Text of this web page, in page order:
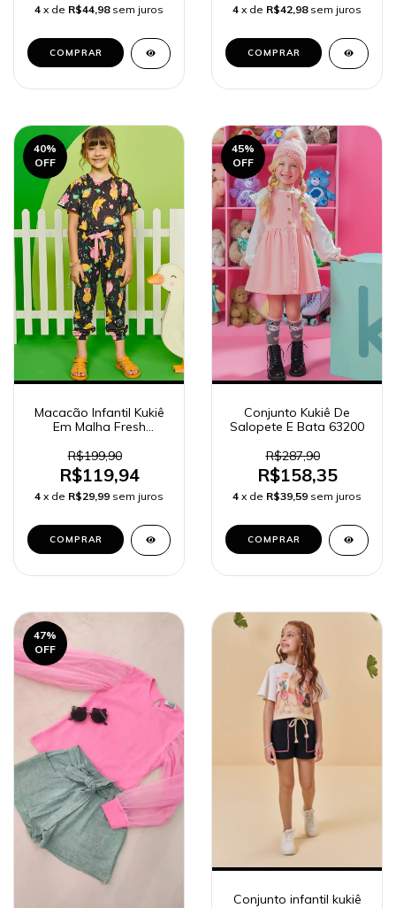
4 x de R$44,98 sem juros
COMPRAR
4 x de R$42,98 sem juros
COMPRAR
40%
OFF
Macacão Infantil Kukiê
Em Malha Fresh
R$199,90
R$119,94
4 x de R$29,99 sem juros
COMPRAR
45%
OFF
Conjunto Kukiê De
Salopete E Bata 63200
R$287,90
R$158,35
4 x de R$39,59 sem juros
COMPRAR
47%
OFF
Conjunto infantil kukiê